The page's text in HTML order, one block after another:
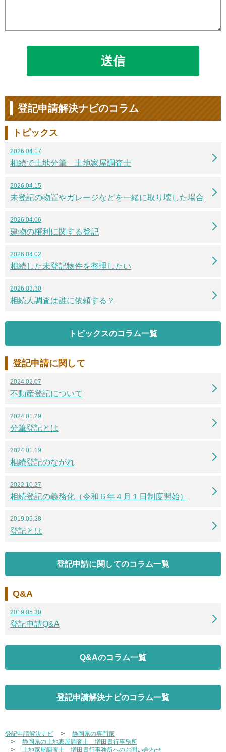
送信
登記申請解決ナビのコラム
トピックス
2026.04.17
相続で土地分筆 土地家屋調査士
2026.04.15
未登記の物置やガレージなどを一緒に取り壊した場合
2026.04.06
建物の権利に関する登記
2026.04.02
相続した未登記物件を整理したい
2026.03.30
相続人調査は誰に依頼する？
トピックスのコラム一覧
登記申請に関して
2024.02.07
不動産登記について
2024.01.29
分筆登記とは
2024.01.19
相続登記のながれ
2022.10.27
相続登記の義務化（令和６年４月１日制度開始）
2019.05.28
登記とは
登記申請に関してのコラム一覧
Q&A
2019.05.30
登記申請Q&A
Q&Aのコラム一覧
登記申請解決ナビのコラム一覧
登記申請解決ナビ
静岡県の専門家
静岡県の土地家屋調査士 増田貴行事務所
土地家屋調査士 増田貴行事務所へのお問い合わせ